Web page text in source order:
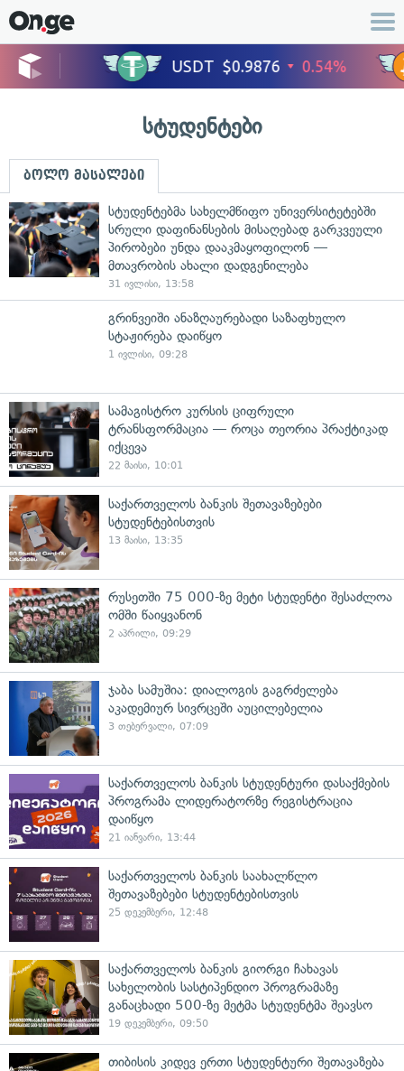
სტუდენტები
ბოლო მასალები
სტუდენტებმა სახელმწიფო უნივერსიტეტებში
სრული დაფინანსების მისაღებად გარკვეული
პირობები უნდა დააკმაყოფილონ —
მთავრობის ახალი დადგენილება
31 ივლისი, 13:58
გრინვეიში ანაზღაურებადი საზაფხულო
სტაჟირება დაიწყო
1 ივლისი, 09:28
სამაგისტრო კურსის ციფრული
ტრანსფორმაცია — როცა თეორია პრაქტიკად
იქცევა
22 მაისი, 10:01
საქართველოს ბანკის შეთავაზებები
სტუდენტებისთვის
13 მაისი, 13:35
რუსეთში 75 000-ზე მეტი სტუდენტი შესაძლოა
ომში წაიყვანონ
2 აპრილი, 09:29
ჯაბა სამუშია: დიალოგის გაგრძელება
აკადემიურ სივრცეში აუცილებელია
3 თებერვალი, 07:09
საქართველოს ბანკის სტუდენტური დასაქმების
პროგრამა ლიდერატორზე რეგისტრაცია
დაიწყო
21 იანვარი, 13:44
საქართველოს ბანკის საახალწლო
შეთავაზებები სტუდენტებისთვის
25 დეკემბერი, 12:48
საქართველოს ბანკის გიორგი ჩახავას
სახელობის სასტიპენდიო პროგრამაზე
განაცხადი 500-ზე მეტმა სტუდენტმა შეავსო
19 დეკემბერი, 09:50
თიბისის კიდევ ერთი სტუდენტური შეთავაზება